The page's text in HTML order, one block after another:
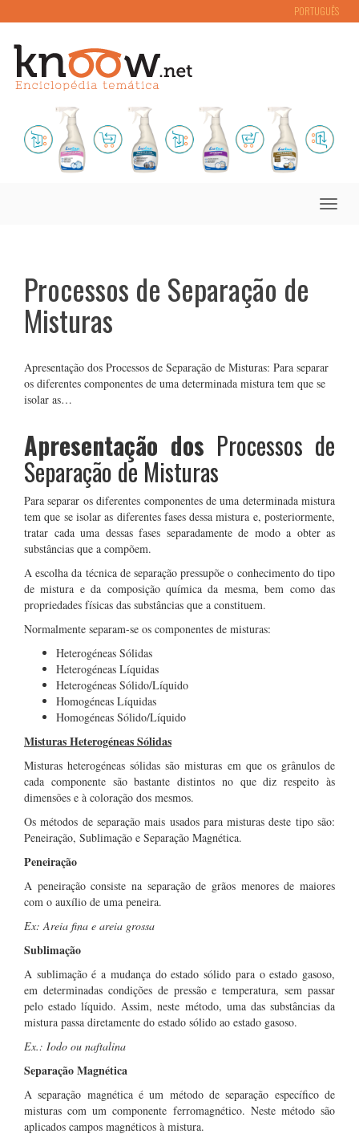
PORTUGUÊS
Toggle
Processos de Separação de
Misturas
Apresentação dos Processos de Separação de Misturas: Para separar
os diferentes componentes de uma determinada mistura tem que se
isolar as…
Apresentação dos Processos de
Separação de Misturas
Para separar os diferentes componentes de uma determinada mistura
tem que se isolar as diferentes fases dessa mistura e, posteriormente,
tratar cada uma dessas fases separadamente de modo a obter as
substâncias que a compõem.
A escolha da técnica de separação pressupõe o conhecimento do tipo
de mistura e da composição química da mesma, bem como das
propriedades físicas das substâncias que a constituem.
Normalmente separam-se os componentes de misturas:
Heterogéneas Sólidas
Heterogéneas Líquidas
Heterogéneas Sólido/Líquido
Homogéneas Líquidas
Homogéneas Sólido/Líquido
Misturas Heterogéneas Sólidas
Misturas heterogéneas sólidas são misturas em que os grânulos de
cada componente são bastante distintos no que diz respeito às
dimensões e à coloração dos mesmos.
Os métodos de separação mais usados para misturas deste tipo são:
Peneiração, Sublimação e Separação Magnética.
Peneiração
A peneiração consiste na separação de grãos menores de maiores
com o auxílio de uma peneira.
Ex: Areia fina e areia grossa
Sublimação
A sublimação é a mudança do estado sólido para o estado gasoso,
em determinadas condições de pressão e temperatura, sem passar
pelo estado líquido. Assim, neste método, uma das substâncias da
mistura passa diretamente do estado sólido ao estado gasoso.
Ex.: Iodo ou naftalina
Separação Magnética
A separação magnética é um método de separação específico de
misturas com um componente ferromagnético. Neste método são
aplicados campos magnéticos à mistura.